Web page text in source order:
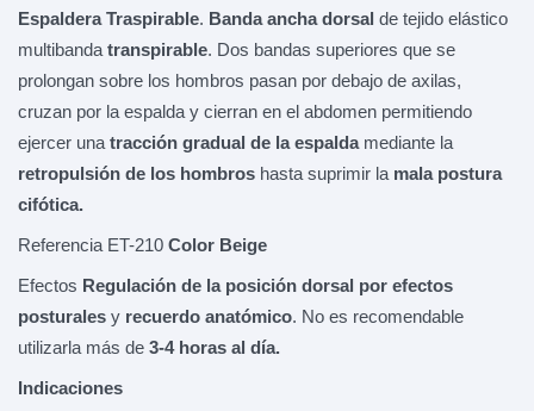
Espaldera Traspirable. Banda ancha dorsal de tejido elástico
multibanda transpirable. Dos bandas superiores que se
prolongan sobre los hombros pasan por debajo de axilas,
cruzan por la espalda y cierran en el abdomen permitiendo
ejercer una tracción gradual de la espaldamediante la
retropulsión de los hombros hasta suprimir la mala postura
cifótica.
Referencia ET-210 Color Beige
Efectos Regulación de la posición dorsal por efectos
posturales y recuerdo anatómico. No es recomendable
utilizarla más de 3-4 horas al día.
Indicaciones